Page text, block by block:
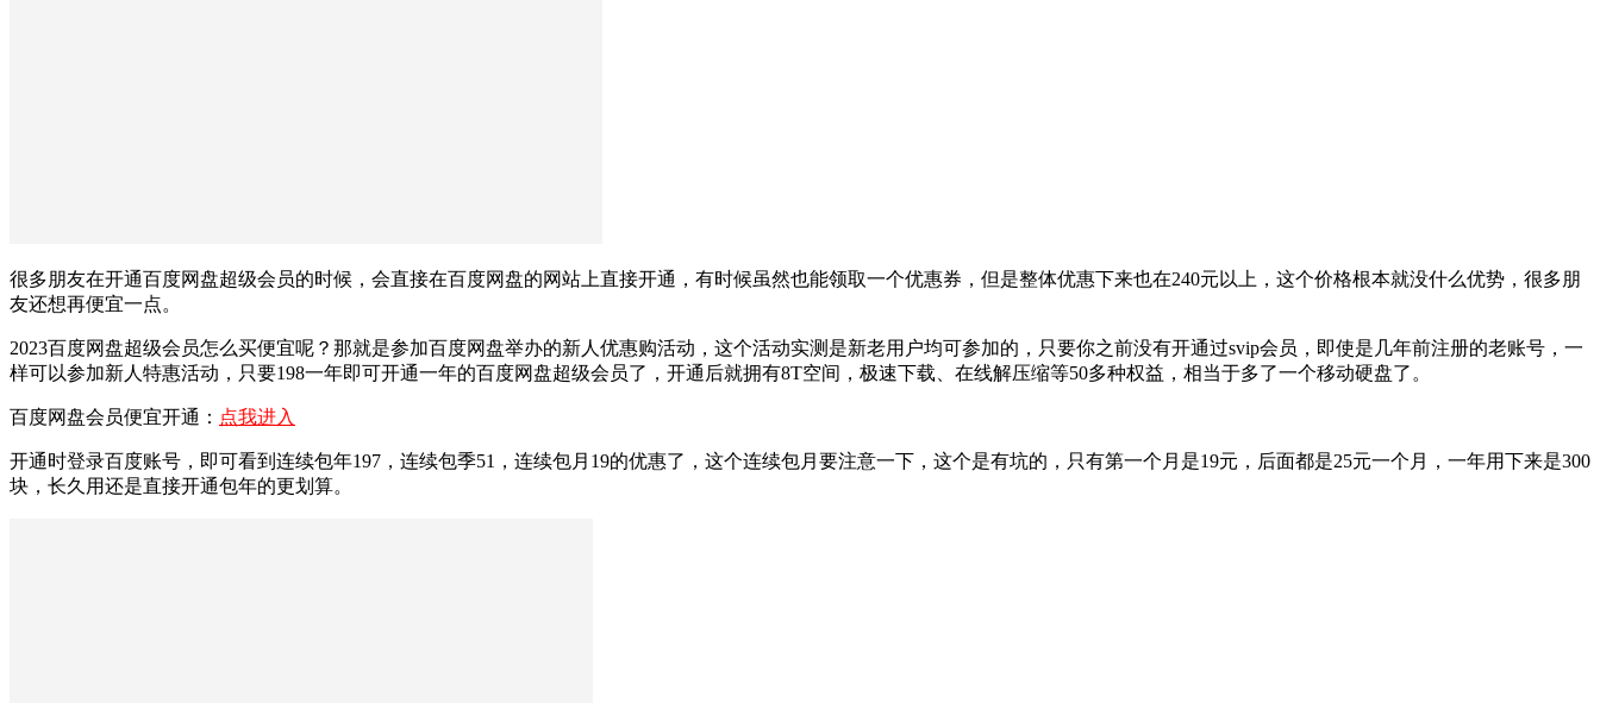
很多朋友在开通百度网盘超级会员的时候，会直接在百度网盘的网站上直接开通，有时候虽然也能领取一个优惠券，但是整体优惠下来也在240元以上，这个价格根本就没什么优势，很多朋
友还想再便宜一点。
2023百度网盘超级会员怎么买便宜呢？那就是参加百度网盘举办的新人优惠购活动，这个活动实测是新老用户均可参加的，只要你之前没有开通过svip会员，即使是几年前注册的老账号，一
样可以参加新人特惠活动，只要198一年即可开通一年的百度网盘超级会员了，开通后就拥有8T空间，极速下载、在线解压缩等50多种权益，相当于多了一个移动硬盘了。
百度网盘会员便宜开通： 点我进入
开通时登录百度账号，即可看到连续包年197，连续包季51，连续包月19的优惠了，这个连续包月要注意一下，这个是有坑的，只有第一个月是19元，后面都是25元一个月，一年用下来是300
块，长久用还是直接开通包年的更划算。